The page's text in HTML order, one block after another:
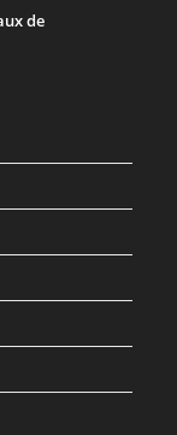
de